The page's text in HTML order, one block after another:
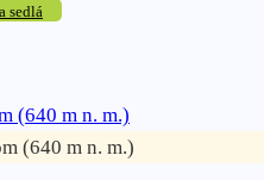
sedlá
(640 m n. m.)